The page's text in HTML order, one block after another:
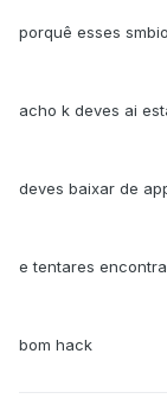
porquê esses
acho k deves ai
deves baixar de
e tentares
bom hack